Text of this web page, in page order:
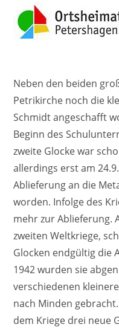
Neben den beiden
Petrikirche noch die
Schmidt angeschafft
Beginn des
zweite Glocke war
allerdings erst am
Ablieferung an die
worden. Infolge des
mehr zur Ablieferung.
zweiten Weltkriege,
Glocken endgültig die
1942 wurden sie
verschiedenen
nach Minden
dem Kriege drei neue